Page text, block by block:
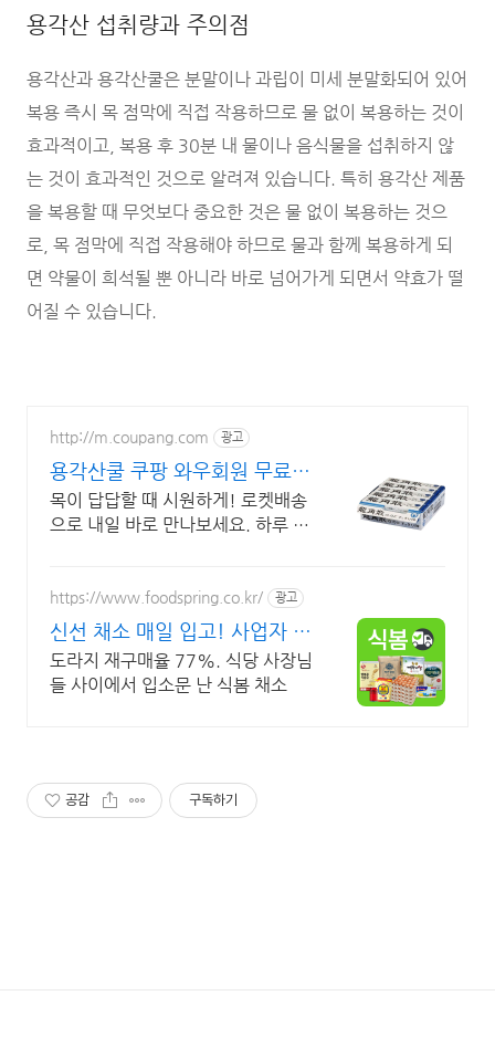
용각산 섭취량과 주의점
용각산과 용각산쿨은 분말이나 과립이 미세 분말화되어 있어
복용 즉시 목 점막에 직접 작용하므로 물 없이 복용하는 것이
효과적이고, 복용 후 30분 내 물이나 음식물을 섭취하지 않
는 것이 효과적인 것으로 알려져 있습니다. 특히 용각산 제품
을 복용할 때 무엇보다 중요한 것은 물 없이 복용하는 것으
로, 목 점막에 직접 작용해야 하므로 물과 함께 복용하게 되
면 약물이 희석될 뿐 아니라 바로 넘어가게 되면서 약효가 떨
어질 수 있습니다.
http://m.coupang.com 광고
용각산쿨 쿠팡 와우회원 무료배
송
목이 답답할 때 시원하게! 로켓배송
으로 내일 바로 만나보세요. 하루 종
https://www.foodspring.co.kr/ 광고
신선 채소 매일 입고! 사업자 전
용 특가
도라지 재구매율 77%. 식당 사장님
들 사이에서 입소문 난 식봄 채소
공감 구독하기